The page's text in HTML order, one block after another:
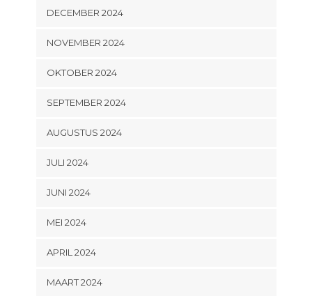
DECEMBER 2024
NOVEMBER 2024
OKTOBER 2024
SEPTEMBER 2024
AUGUSTUS 2024
JULI 2024
JUNI 2024
MEI 2024
APRIL 2024
MAART 2024